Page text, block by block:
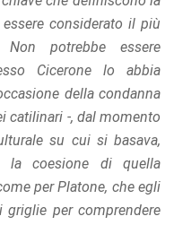
considerato il più
potrebbe essere
Cicerone lo abbia
della condanna
catilinari -, dal momento
su cui si basava,
la coesione di quella
per Platone, che egli
griglie per comprendere